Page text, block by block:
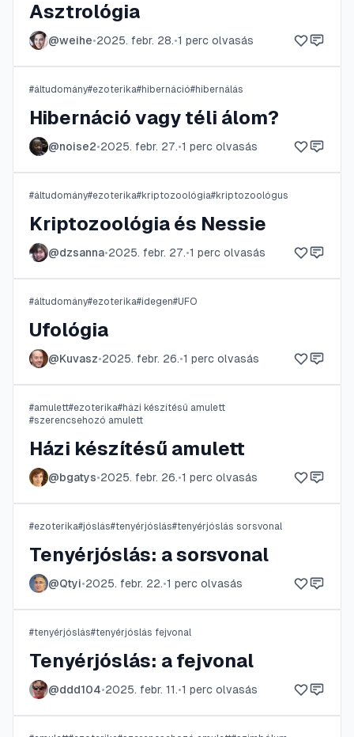
Asztrológia
@weihe•2025. febr. 28.•1 perc olvasás
#áltudomány#ezoterika#hibernáció#hibernálás
Hibernáció vagy téli álom?
@noise2•2025. febr. 27.•1 perc olvasás
#áltudomány#ezoterika#kriptozoológia#kriptozoológus
Kriptozoológia és Nessie
@dzsanna•2025. febr. 27.•1 perc olvasás
#áltudomány#ezoterika#idegen#UFO
Ufológia
@Kuvasz•2025. febr. 26.•1 perc olvasás
#amulett#ezoterika#házi készítésű amulett
#szerencsehozó amulett
Házi készítésű amulett
@bgatys•2025. febr. 26.•1 perc olvasás
#ezoterika#jóslás#tenyérjóslás#tenyérjóslás sorsvonal
Tenyérjóslás: a sorsvonal
@Qtyi•2025. febr. 22.•1 perc olvasás
#tenyérjóslás#tenyérjóslás fejvonal
Tenyérjóslás: a fejvonal
@ddd104•2025. febr. 11.•1 perc olvasás